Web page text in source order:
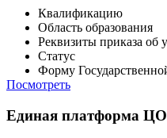
Квалификацию
Область образования
Реквизиты приказа об
Статус
Форму
Посмотреть
Единая платформа